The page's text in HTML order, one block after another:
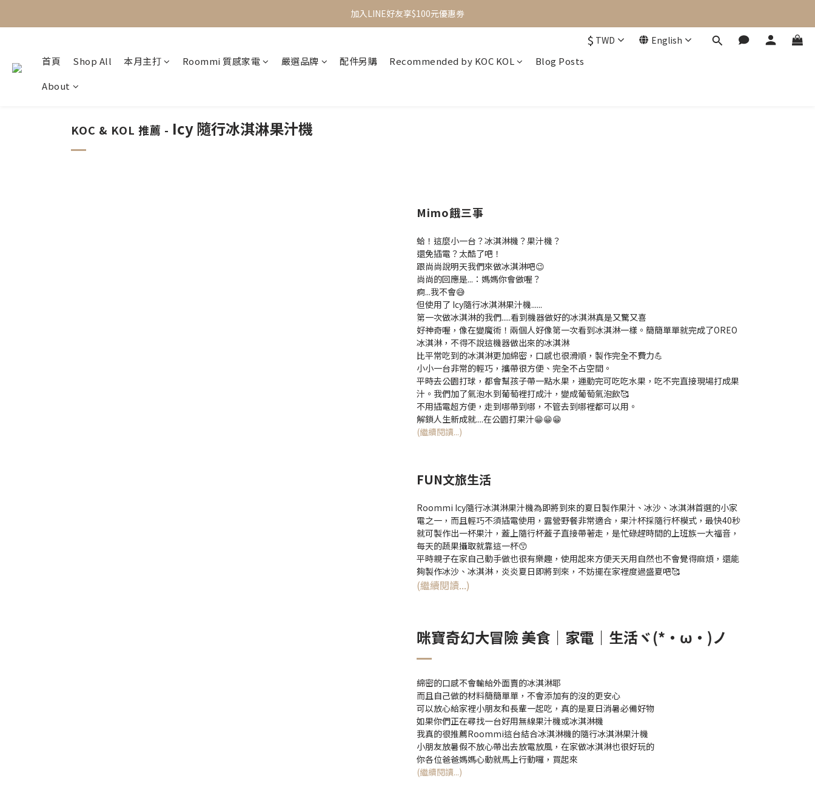
加入會員立即送$100元購物金
加入LINE好友享$100元優惠劵
加入會員立即送$100元購物金
$ TWD English
首頁 Shop All 本月主打 Roommi 質感家電 嚴選品牌 配件另購 Recommended by KOC KOL
Blog Posts
About
KOC & KOL 推薦 - Icy 隨行冰淇淋果汁機
Mimo餓三事
蛤！這麼小一台？冰淇淋機？果汁機？
還免插電？太酷了吧！
跟尚尚說明天我們來做冰淇淋吧😉
尚尚的回應是...：媽媽你會做喔？
痾...我不會😅
但使用了 Icy隨行冰淇淋果汁機......
第一次做冰淇淋的我們.....看到機器做好的冰淇淋真是又驚又喜
好神奇喔，像在變魔術！兩個人好像第一次看到冰淇淋一樣。簡簡單單就完成了OREO
冰淇淋，不得不說這機器做出來的冰淇淋
比平常吃到的冰淇淋更加綿密，口感也很滑順，製作完全不費力💪
小小一台非常的輕巧，攜帶很方便、完全不占空間。
平時去公園打球，都會幫孩子帶一點水果，運動完可吃吃水果，吃不完直接現場打成果
汁。我們加了氣泡水到葡萄裡打成汁，變成葡萄氣泡飲🥰
不用插電超方便，走到哪帶到哪，不管去到哪裡都可以用。
解鎖人生新成就....在公園打果汁😁😁😁
(繼續閱讀...)
FUN文旅生活
Roommi Icy隨行冰淇淋果汁機為即將到來的夏日製作果汁、冰沙、冰淇淋首選的小家
電之一，而且輕巧不須插電使用，露營野餐非常適合，果汁杯採隨行杯模式，最快40秒
就可製作出一杯果汁，蓋上隨行杯蓋子直接帶著走，是忙碌趕時間的上班族一大福音，
每天的蔬果攝取就靠這一杯😙
平時親子在家自己動手做也很有樂趣，使用起來方便天天用自然也不會覺得麻煩，還能
夠製作冰沙、冰淇淋，炎炎夏日即將到來，不妨擺在家裡度過盛夏吧🥰
(繼續閱讀...)
咪寶奇幻大冒險 美食｜家電｜生活ヾ(*・ω・)ノ
綿密的口感不會輸給外面賣的冰淇淋耶
而且自己做的材料簡簡單單，不會添加有的沒的更安心
可以放心給家裡小朋友和長輩一起吃，真的是夏日消暑必備好物
如果你們正在尋找一台好用無線果汁機或冰淇淋機​
我真的很推薦Roommi這台結合冰淇淋機的隨行冰淇淋果汁機
小朋友放暑假不放心帶出去放電放風，在家做冰淇淋也很好玩的
你各位爸爸媽媽心動就馬上行動囉，買起來
(繼續閱讀...)